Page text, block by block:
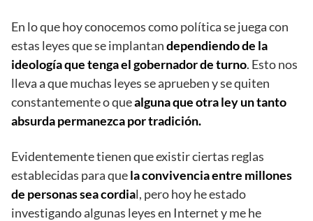
En lo que hoy conocemos como política se juega con
estas leyes que se implantandependiendo de la
ideología que tenga el gobernador de turno. Esto nos
lleva a que muchas leyes se aprueben y se quiten
constantemente o quealguna que otra ley un tanto
absurda permanezca por tradición.
Evidentemente tienen que existir ciertas reglas
establecidas para quela convivencia entre millones
de personas sea cordial, pero hoy he estado
investigando algunas leyes en Internet y me he